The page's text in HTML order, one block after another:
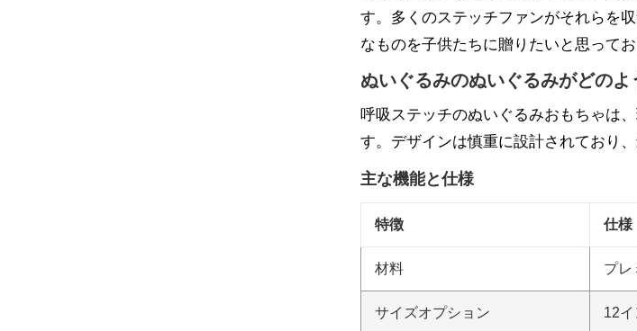
す。多くのステッチファンがそれらを
なものを子供たちに贈りたいと思って
ぬいぐるみのぬいぐるみがどの
呼吸ステッチのぬいぐるみおもちゃは
す。デザインは慎重に設計されており
主な機能と仕様
特徴 仕様
材料 プレ
サイズオプション 12